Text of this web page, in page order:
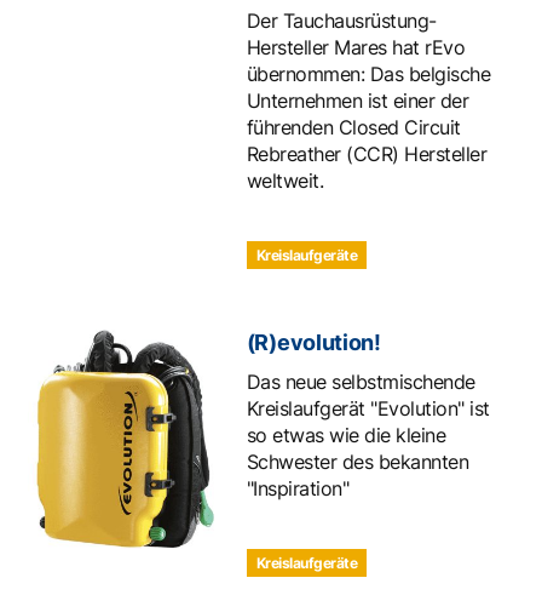
Der Tauchausrüstung-
Hersteller Mares hat rEvo
übernommen: Das belgische
Unternehmen ist einer der
führenden Closed Circuit
Rebreather (CCR) Hersteller
weltweit.
Kreislaufgeräte
(R)evolution!
Das neue selbstmischende
Kreislaufgerät "Evolution" ist
so etwas wie die kleine
Schwester des bekannten
"Inspiration"
Kreislaufgeräte